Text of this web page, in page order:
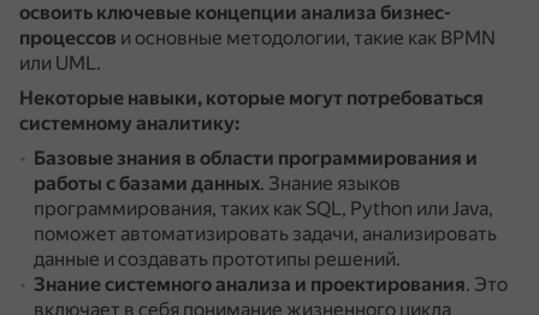
освоить ключевые концепции анализа бизнес-
процессов и основные методологии, такие как BPMN
или UML.
Некоторые навыки, которые могут потребоваться
системному аналитику:
Базовые знания в области программирования и
работы с базами данных. Знание языков
программирования, таких как SQL, Python или Java,
поможет автоматизировать задачи, анализировать
данные и создавать прототипы решений.
Знание системного анализа и проектирования. Это
включает в себя понимание жизненного цикла